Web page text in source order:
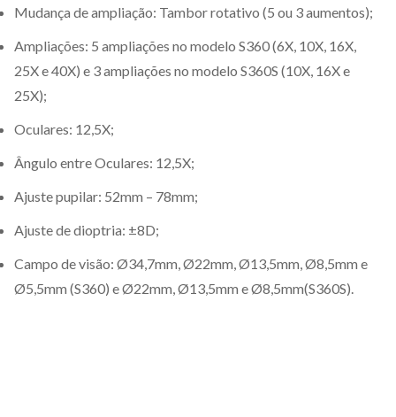
Mudança de ampliação: Tambor rotativo (5 ou 3 aumentos);
Ampliações: 5 ampliações no modelo S360 (6X, 10X, 16X,
25X e 40X) e 3 ampliações no modelo S360S (10X, 16X e
25X);
Oculares: 12,5X;
Ângulo entre Oculares: 12,5X;
Ajuste pupilar: 52mm – 78mm;
Ajuste de dioptria: ±8D;
Campo de visão: Ø34,7mm, Ø22mm, Ø13,5mm, Ø8,5mm e
Ø5,5mm (S360) e Ø22mm, Ø13,5mm e Ø8,5mm(S360S).